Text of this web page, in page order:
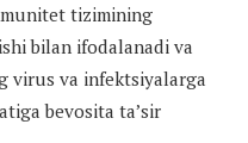
tizimining
bilan ifodalanadi va
virus va infektsiyalarga
bevosita ta’sir